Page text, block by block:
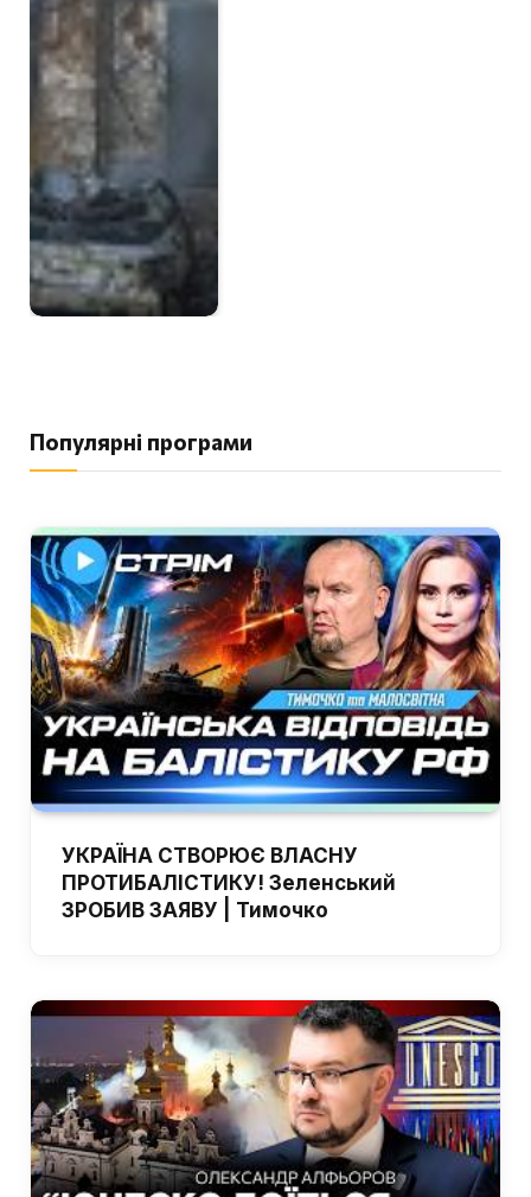
Популярні програми
УКРАЇНА СТВОРЮЄ ВЛАСНУ
ПРОТИБАЛІСТИКУ! Зеленський
ЗРОБИВ ЗАЯВУ | Тимочко